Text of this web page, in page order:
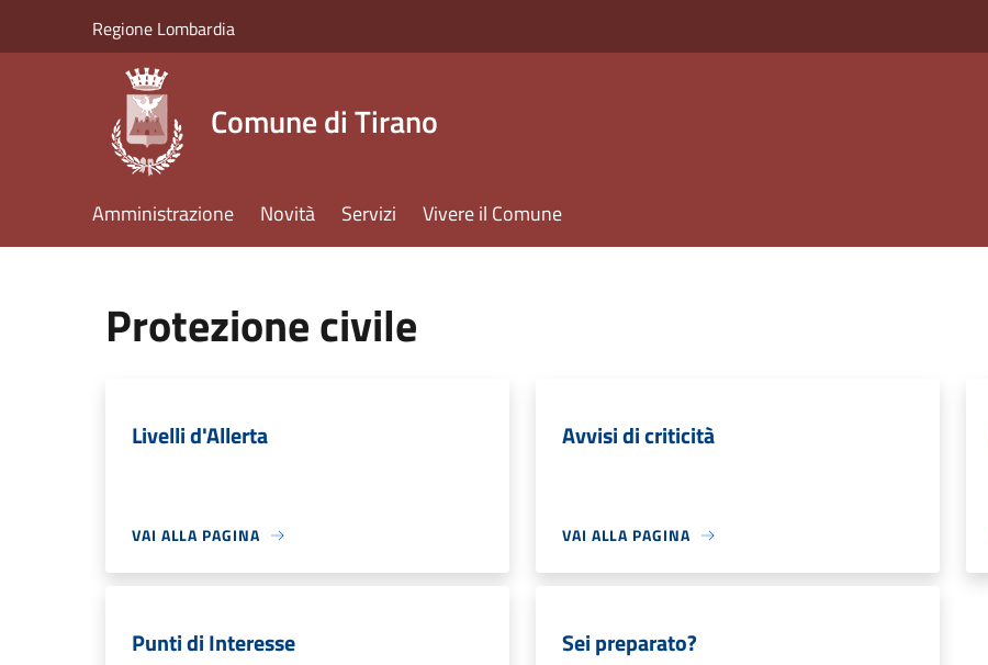
Regione Lombardia
Comune di Tirano
Amministrazione Novità Servizi Vivere il Comune
Protezione civile
Livelli d'Allerta
VAI ALLA PAGINA
Avvisi di criticità
VAI ALLA PAGINA
Punti di Interesse Sei preparato?